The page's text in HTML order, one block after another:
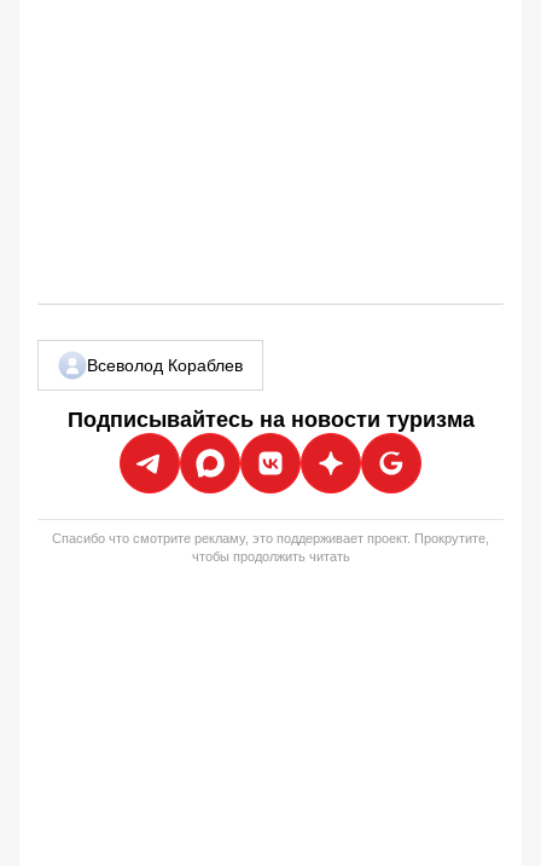
Всеволод Кораблев
Подписывайтесь на новости туризма
Спасибо что смотрите рекламу, это поддерживает проект. Прокрутите,
чтобы продолжить читать